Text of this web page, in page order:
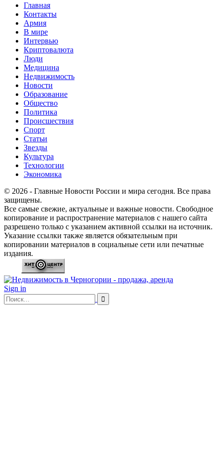
Главная
Контакты
Армия
В мире
Интервью
Криптовалюта
Люди
Медицина
Недвижимость
Новости
Образование
Общество
Политика
Происшествия
Спорт
Статьи
Звезды
Культура
Технологии
Экономика
© 2026 - Главные Новости России и мира сегодня. Все права
защищены.
Все самые свежие, актуальные и важные новости. Свободное
копирование и распространение материалов с нашего сайта
разрешено только с указанием активной ссылки на источник.
Указание ссылки также является обязательным при
копировании материалов в социальные сети или печатные
издания.
Sign in